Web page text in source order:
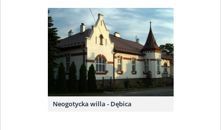
Neogotycka willa - Dębica